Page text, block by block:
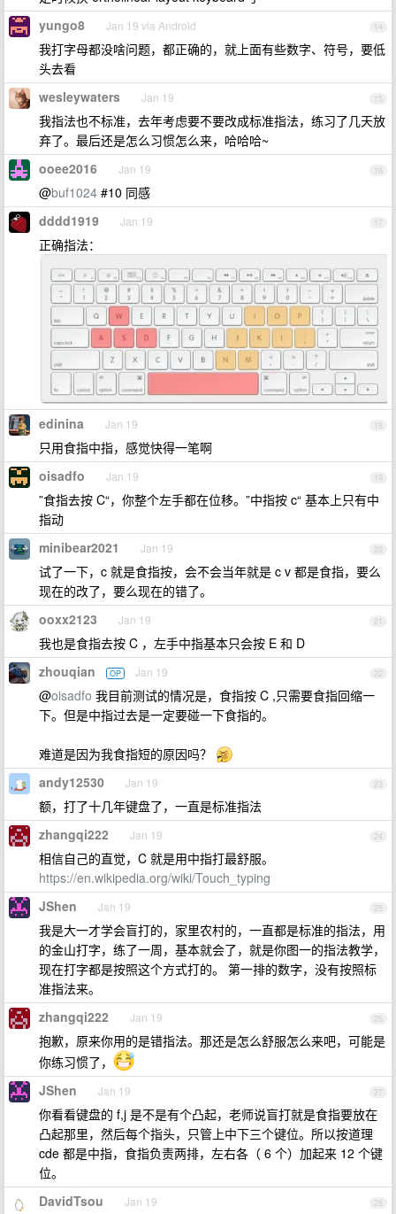
14
yungo8 Jan 19 via Android
我打字母都没啥问题，都正确的，就上面有些数字、符号，要低
头去看
15
wesleywaters Jan 19
我指法也不标准，去年考虑要不要改成标准指法，练习了几天放
弃了。最后还是怎么习惯怎么来，哈哈哈~
16
ooee2016 Jan 19
@buf1024 #10 同感
17
dddd1919 Jan 19
正确指法：
18
edinina Jan 19
只用食指中指，感觉快得一笔啊
19
oisadfo Jan 19
”食指去按 C“，你整个左手都在位移。”中指按 c“ 基本上只有中
指动
20
minibear2021 Jan 19
试了一下，c 就是食指按，会不会当年就是 c v 都是食指，要么
现在的改了，要么现在的错了。
21
ooxx2123 Jan 19
我也是食指去按 C ，左手中指基本只会按 E 和 D
22
zhouqian OP Jan 19
@oisadfo 我目前测试的情况是，食指按 C ,只需要食指回缩一
下。但是中指过去是一定要碰一下食指的。
难道是因为我食指短的原因吗？
23
andy12530 Jan 19
额，打了十几年键盘了，一直是标准指法
24
zhangqi222 Jan 19
相信自己的直觉，C 就是用中指打最舒服。
https://en.wikipedia.org/wiki/Touch_typing
25
JShen Jan 19
我是大一才学会盲打的，家里农村的，一直都是标准的指法，用
的金山打字，练了一周，基本就会了，就是你图一的指法教学，
现在打字都是按照这个方式打的。 第一排的数字，没有按照标
准指法来。
26
zhangqi222 Jan 19
抱歉，原来你用的是错指法。那还是怎么舒服怎么来吧，可能是
你练习惯了，
27
JShen Jan 19
你看看键盘的 f,j 是不是有个凸起，老师说盲打就是食指要放在
凸起那里，然后每个指头，只管上中下三个键位。所以按道理
cde 都是中指，食指负责两排，左右各（ 6 个）加起来 12 个键
位。
28
DavidTsou Jan 19